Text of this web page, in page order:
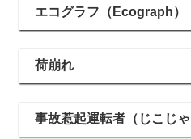
エコグラフ（Ecograph）
荷崩れ
事故惹起運転者（じこじ